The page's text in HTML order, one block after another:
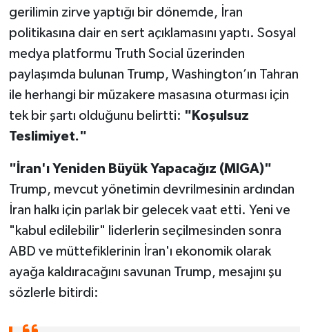
gerilimin zirve yaptığı bir dönemde, İran
politikasına dair en sert açıklamasını yaptı. Sosyal
medya platformu Truth Social üzerinden
paylaşımda bulunan Trump, Washington’ın Tahran
ile herhangi bir müzakere masasına oturması için
tek bir şartı olduğunu belirtti: "Koşulsuz
Teslimiyet."
"İran'ı Yeniden Büyük Yapacağız (MIGA)"
Trump, mevcut yönetimin devrilmesinin ardından
İran halkı için parlak bir gelecek vaat etti. Yeni ve
"kabul edilebilir" liderlerin seçilmesinden sonra
ABD ve müttefiklerinin İran'ı ekonomik olarak
ayağa kaldıracağını savunan Trump, mesajını şu
sözlerle bitirdi: